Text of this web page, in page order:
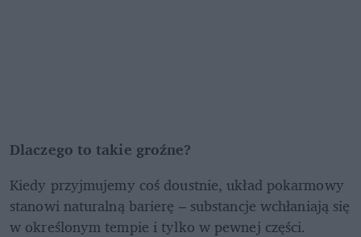
Dlaczego to takie groźne?
Kiedy przyjmujemy coś doustnie, układ pokarmowy
stanowi naturalną barierę – substancje wchłaniają się
w określonym tempie i tylko w pewnej części.